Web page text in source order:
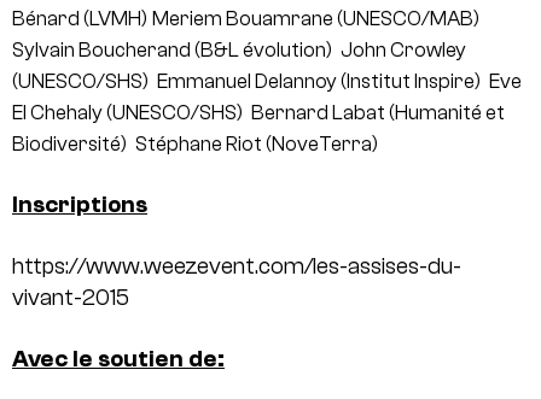
Bénard (LVMH) Meriem Bouamrane (UNESCO/MAB)
Sylvain Boucherand (B&L évolution) John Crowley
(UNESCO/SHS) Emmanuel Delannoy (Institut Inspire) Eve
El Chehaly (UNESCO/SHS) Bernard Labat (Humanité et
Biodiversité) Stéphane Riot (NoveTerra)
Inscriptions
https://www.weezevent.com/les-assises-du-
vivant-2015
Avec le soutien de: